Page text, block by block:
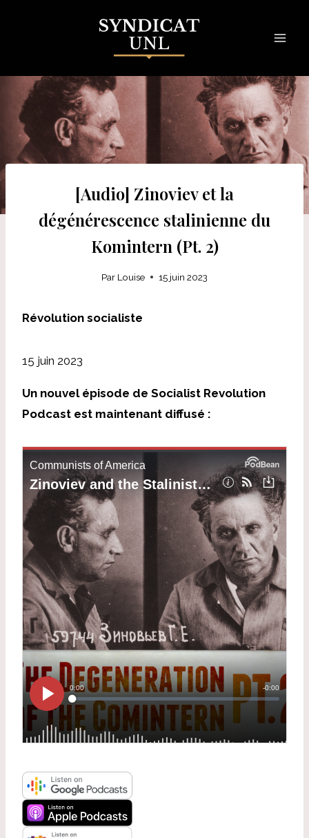
[Audio] Zinoviev et la
dégénérescence stalinienne du
Komintern (Pt. 2)
Par Louise 15 juin 2023
Révolution socialiste
15 juin 2023
Un nouvel épisode de Socialist Revolution
Podcast est maintenant diffusé :